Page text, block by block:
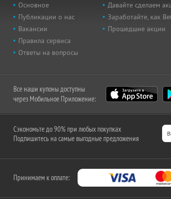
Основное
Публикации о нас
Вакансии
Правила сервиса
Ответы на вопросы
Давайте сделаем
Заработайте, как
Прошедшие акции
Все наши купоны доступны
через Мобильное Приложение:
Сэкономьте до 90% при любых покупках
Подпишитесь на самые выгодные предложения
Принимаем к оплате: